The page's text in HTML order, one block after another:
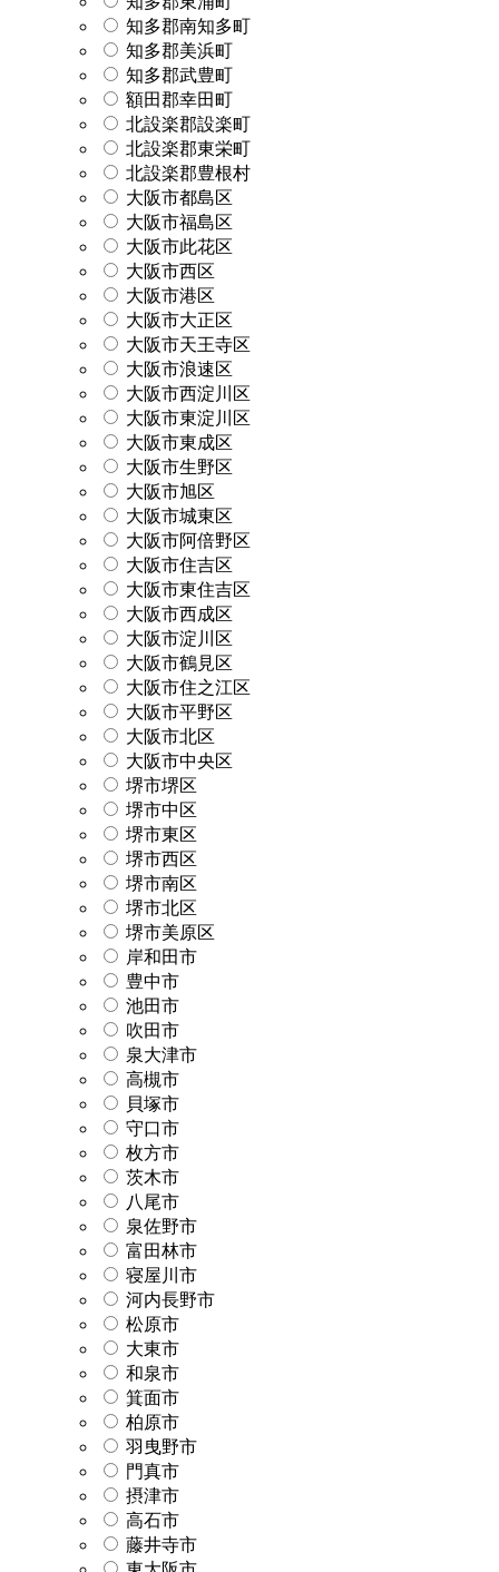
知多郡南知多町
知多郡美浜町
知多郡武豊町
額田郡幸田町
北設楽郡設楽町
北設楽郡東栄町
北設楽郡豊根村
大阪市都島区
大阪市福島区
大阪市此花区
大阪市西区
大阪市港区
大阪市大正区
大阪市天王寺区
大阪市浪速区
大阪市西淀川区
大阪市東淀川区
大阪市東成区
大阪市生野区
大阪市旭区
大阪市城東区
大阪市阿倍野区
大阪市住吉区
大阪市東住吉区
大阪市西成区
大阪市淀川区
大阪市鶴見区
大阪市住之江区
大阪市平野区
大阪市北区
大阪市中央区
堺市堺区
堺市中区
堺市東区
堺市西区
堺市南区
堺市北区
堺市美原区
岸和田市
豊中市
池田市
吹田市
泉大津市
高槻市
貝塚市
守口市
枚方市
茨木市
八尾市
泉佐野市
富田林市
寝屋川市
河内長野市
松原市
大東市
和泉市
箕面市
柏原市
羽曳野市
門真市
摂津市
高石市
藤井寺市